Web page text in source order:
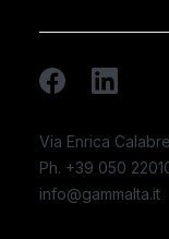
Via Enrica
Ph. +39 050
info@gammalta.it